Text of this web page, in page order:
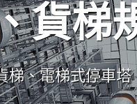
貨梯
梯、電梯式停車